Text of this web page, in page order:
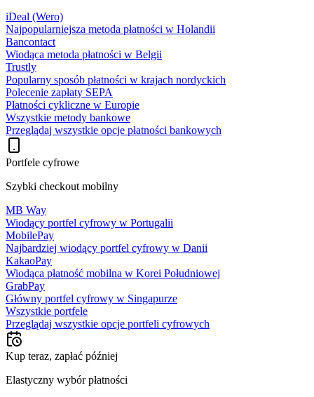
iDeal (Wero)
Najpopularniejsza metoda płatności w Holandii
Bancontact
Wiodąca metoda płatności w Belgii
Trustly
Popularny sposób płatności w krajach nordyckich
Polecenie zapłaty SEPA
Płatności cykliczne w Europie
Wszystkie metody bankowe
Przeglądaj wszystkie opcje płatności bankowych
Portfele cyfrowe
Szybki checkout mobilny
MB Way
Wiodący portfel cyfrowy w Portugalii
MobilePay
Najbardziej wiodący portfel cyfrowy w Danii
KakaoPay
Wiodąca płatność mobilna w Korei Południowej
GrabPay
Główny portfel cyfrowy w Singapurze
Wszystkie portfele
Przeglądaj wszystkie opcje portfeli cyfrowych
Kup teraz, zapłać później
Elastyczny wybór płatności